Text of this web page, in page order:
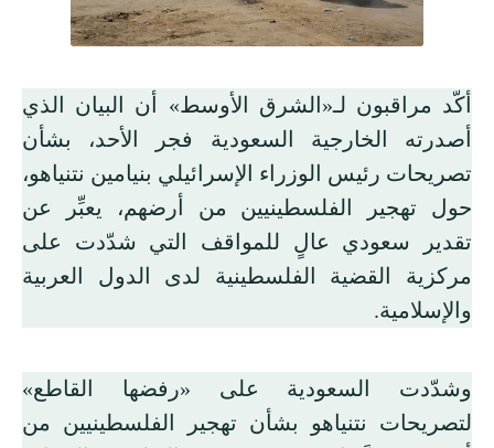
أكّد مراقبون لـ«الشرق الأوسط» أن البيان الذي
أصدرته الخارجية السعودية فجر الأحد، بشأن
تصريحات رئيس الوزراء الإسرائيلي بنيامين نتنياهو،
حول تهجير الفلسطينيين من أرضهم، يعبِّر عن
تقدير سعودي عالٍ للمواقف التي شدّدت على
مركزية القضية الفلسطينية لدى الدول العربية
والإسلامية.
وشدّدت السعودية على «رفضها القاطع»
لتصريحات نتنياهو بشأن تهجير الفلسطينيين من